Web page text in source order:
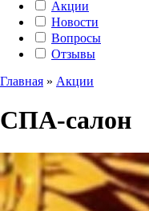
Акции
Новости
Вопросы
Отзывы
Главная » Акции
СПА-салон